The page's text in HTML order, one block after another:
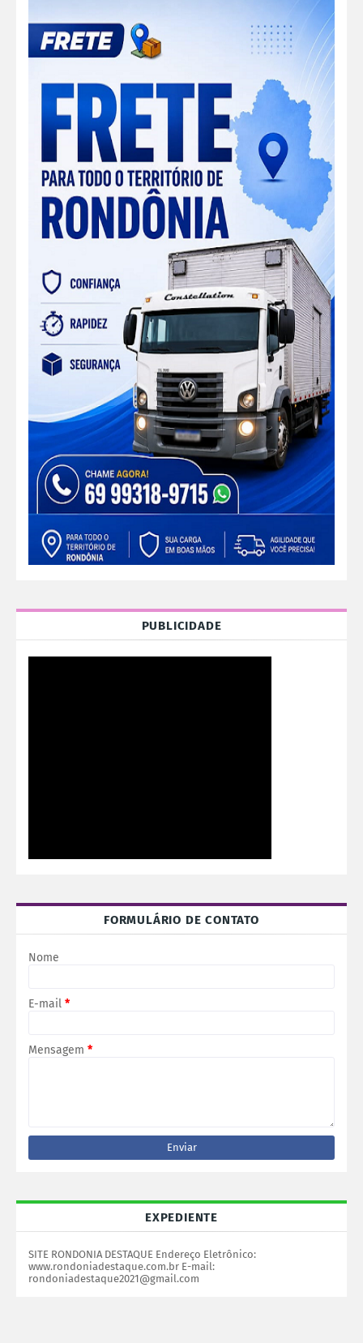
PUBLICIDADE
FORMULÁRIO DE CONTATO
Nome
E-mail *
Mensagem *
EXPEDIENTE
SITE RONDONIA DESTAQUE Endereço Eletrônico:
www.rondoniadestaque.com.br E-mail:
rondoniadestaque2021@gmail.com